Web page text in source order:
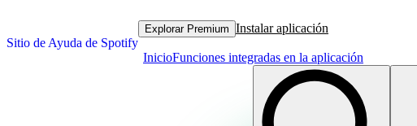
Sitio de Ayuda de Spotify
Explorar Premium Instalar aplicación
InicioFunciones integradas en la aplicación